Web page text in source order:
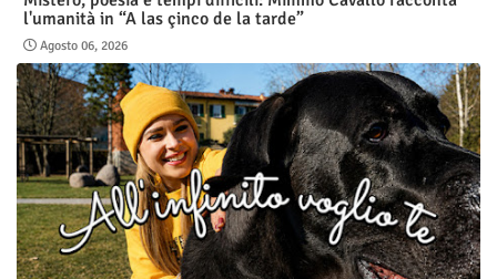
l'umanità in “A las çinco de la tarde”
Agosto 06, 2026